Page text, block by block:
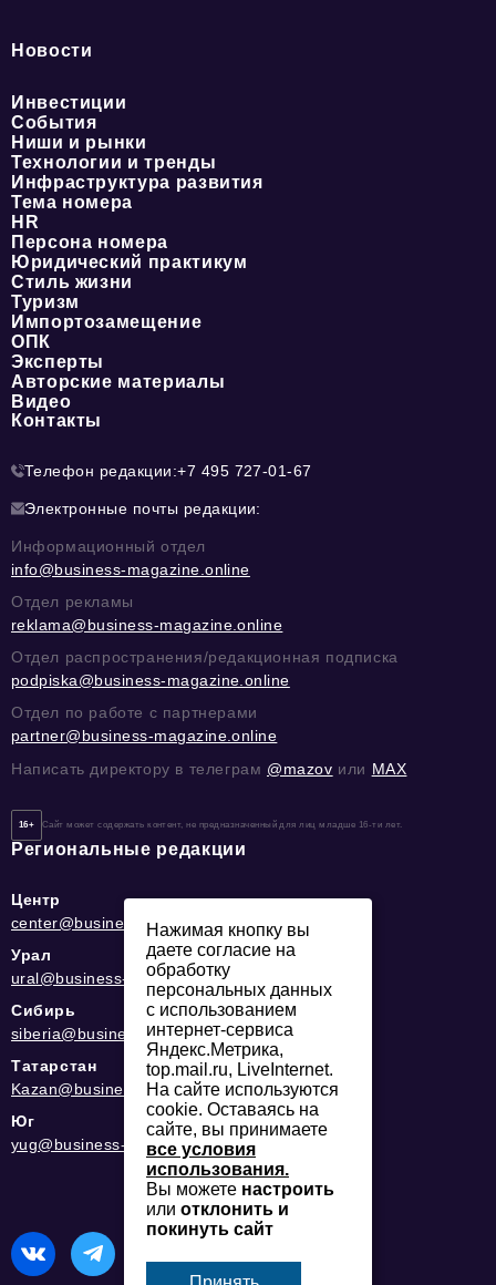
Новости
Инвестиции
События
Ниши и рынки
Технологии и тренды
Инфраструктура развития
Тема номера
HR
Персона номера
Юридический практикум
Стиль жизни
Туризм
Импортозамещение
ОПК
Эксперты
Авторские материалы
Видео
Контакты
Телефон редакции:+7 495 727-01-67
Электронные почты редакции:
Информационный отдел
info@business-magazine.online
Отдел рекламы
reklama@business-magazine.online
Отдел распространения/редакционная подписка
podpiska@business-magazine.online
Отдел по работе с партнерами
partner@business-magazine.online
Написать директору в телеграм @mazov или MAX
16+ Сайт может содержать контент, не предназначенный для лиц младше 16-ти лет.
Региональные редакции
Центр
center@business-magazine.online
Урал
ural@business-magazine.online
Сибирь
siberia@business-magazine.online
Татарстан
Kazan@business-magazine.online
Юг
yug@business-magazine.online
Нажимая кнопку вы
даете согласие на
обработку
персональных данных
с использованием
интернет-сервиса
Яндекс.Метрика,
top.mail.ru, LiveInternet.
На сайте используются
cookie. Оставаясь на
сайте, вы принимаете
все условия
использования.
Вы можете настроить
или отклонить и
покинуть сайт